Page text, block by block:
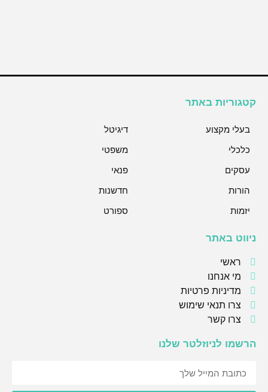
קטגוריות באתר
בעלי מקצוע
דיגיטל
כלכלי
משפטי
עסקים
פנאי
הורות
חדשנות
יזמות
ספורט
ניווט באתר
ראשי
מי אנחנו
מדיניות פרטיות
צרו תנאי שימוש
צרו קשר
הרשמו לניוזלטר שלנו